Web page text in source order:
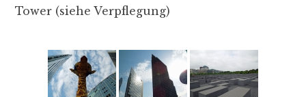
Tower (siehe Verpflegung)